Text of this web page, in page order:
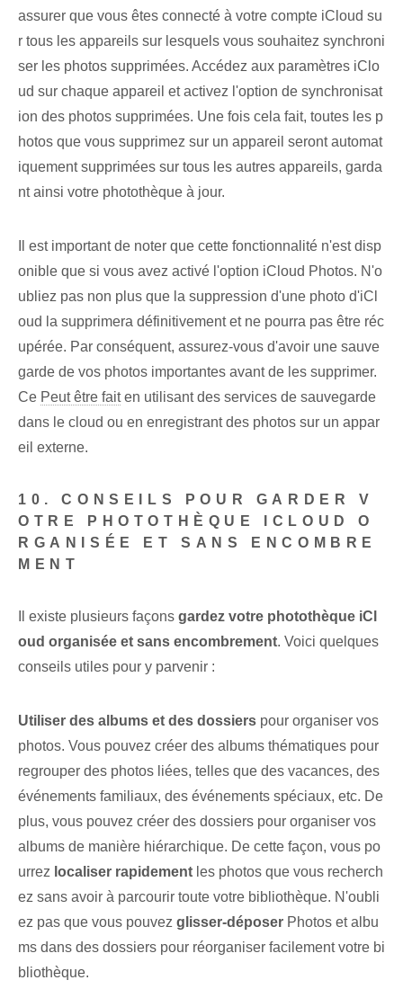
assurer que vous êtes connecté à votre compte iCloud su
r tous les appareils sur lesquels vous souhaitez synchroni
ser les photos supprimées. Accédez aux paramètres iClo
ud sur chaque appareil et activez l'option de synchronisat
ion des photos supprimées. Une fois cela fait, toutes les p
hotos que vous supprimez sur un appareil seront automat
iquement supprimées sur tous les autres appareils, garda
nt ainsi votre photothèque à jour.
Il est important de noter que cette fonctionnalité n'est disp
onible que si vous avez activé l'option iCloud Photos. N'o
ubliez pas non plus que la suppression d'une photo d'iCl
oud la supprimera définitivement et ne pourra pas être réc
upérée. Par conséquent, assurez-vous d'avoir une sauve
garde de vos photos importantes avant de les supprimer.
Ce Peut être faiten utilisant des services de sauvegarde
dans le cloud ou en enregistrant des photos sur un appar
eil externe.
10. CONSEILS POUR GARDER V
OTRE PHOTOTHÈQUE ICLOUD O
RGANISÉE ET SANS ENCOMBRE
MENT
Il existe plusieurs façons gardez votre photothèque iCl
oud organisée et sans encombrement. Voici quelques
conseils utiles pour y parvenir :
Utiliser des albums et des dossiers pour organiser vos
photos. Vous pouvez créer des albums thématiques pour
regrouper des photos liées, telles que des vacances, des
événements familiaux, des événements spéciaux, etc. De
plus, vous pouvez créer des dossiers pour organiser vos
albums de manière hiérarchique. De cette façon, vous po
urrez localiser rapidement les photos que vous recherch
ez sans avoir à parcourir toute votre bibliothèque. N'oubli
ez pas que vous pouvez glisser-déposer Photos et albu
ms dans des dossiers pour réorganiser facilement votre bi
bliothèque.